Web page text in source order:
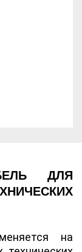
ДЛЯ
на